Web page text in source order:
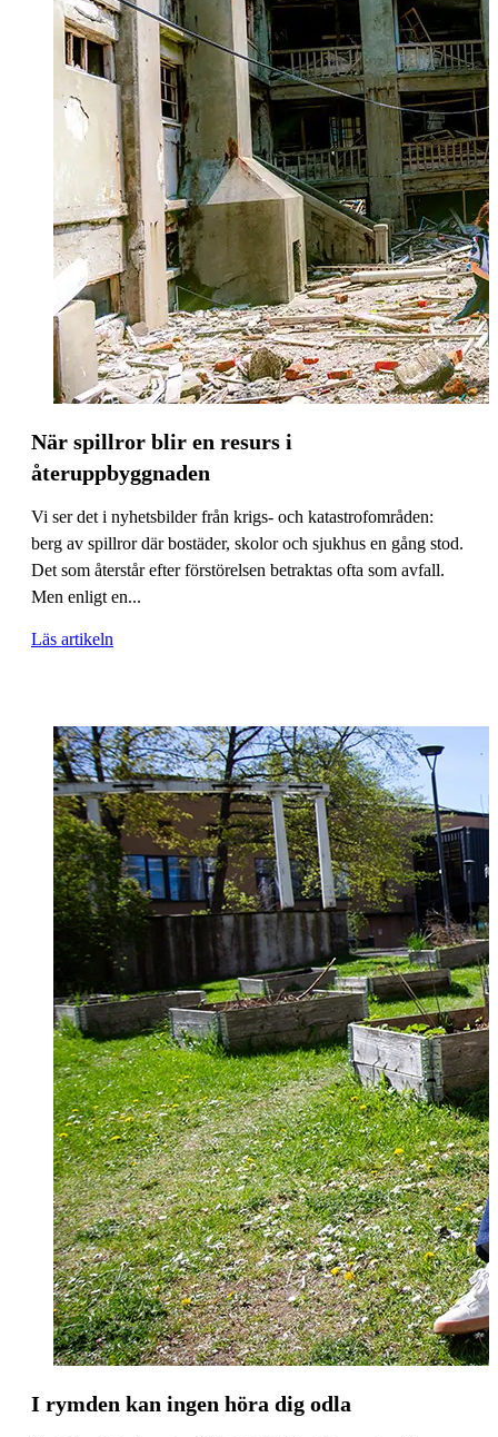
När spillror blir en resurs i
återuppbyggnaden
Vi ser det i nyhetsbilder från krigs- och katastrofområden:
berg av spillror där bostäder, skolor och sjukhus en gång stod.
Det som återstår efter förstörelsen betraktas ofta som avfall.
Men enligt en...
Läs artikeln
I rymden kan ingen höra dig odla